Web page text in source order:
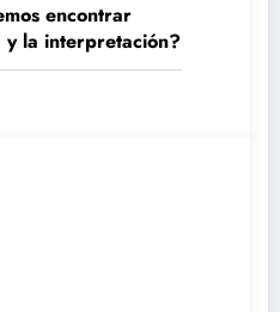
encontrar
y la interpretación?